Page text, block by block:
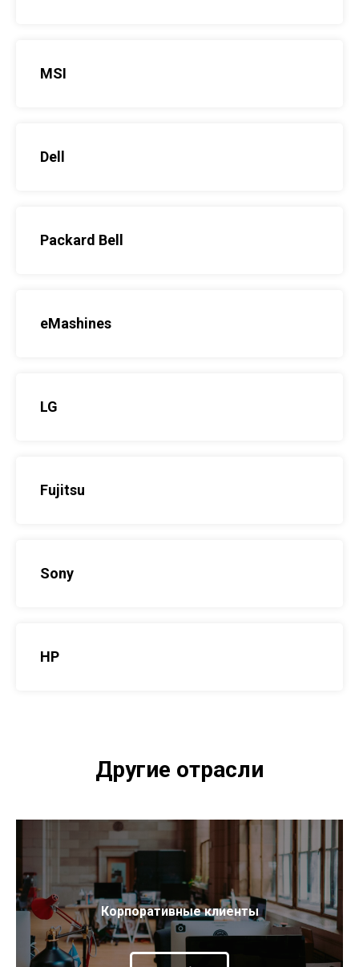
MSI
Dell
Packard Bell
eMashines
LG
Fujitsu
Sony
HP
Другие отрасли
Корпоративные клиенты